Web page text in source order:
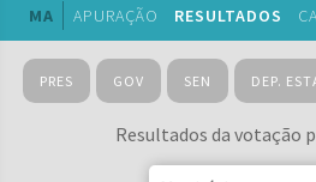
MA APURAÇÃO RESULTADOS
PRES GOV SEN DEP.
Resultados da votação